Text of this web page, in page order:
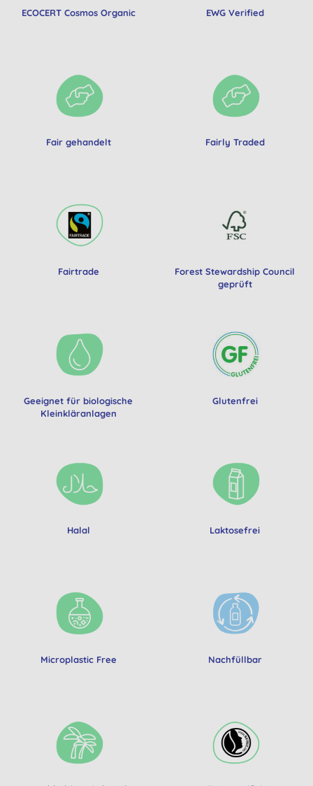
ECOCERT Cosmos Organic EWG Verified
Fair gehandelt Fairly Traded
Fairtrade
Forest Stewardship Council
geprüft
Geeignet für biologische
Kleinkläranlagen
Glutenfrei
Halal Laktosefrei
Microplastic Free Nachfüllbar